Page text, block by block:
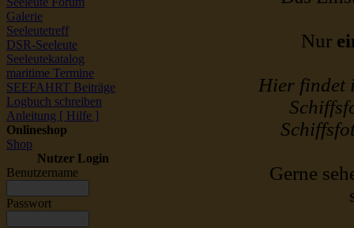
Galerie
Seeleutetreff
DSR-Seeleute
Seeleutekatalog
maritime Termine
SEEFAHRT Beiträge
Logbuch schreiben
Anleitung [ Hilfe ]
Onlineshop
Shop
Nutzer Login
Benutzername
Passwort
Nur
Hier findet
Gerne